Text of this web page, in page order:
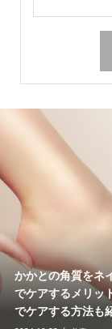
娘の結婚式で黒留
合のマナーとは？
選び方も解説